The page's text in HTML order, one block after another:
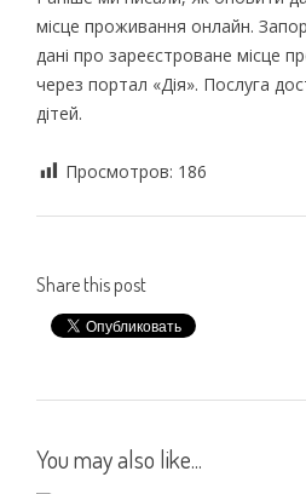
місце проживання онлайн.
дані про зареєстроване місце
через портал «Дія». Послуга
дітей.
Просмотров: 186
Share this post
You may also like...